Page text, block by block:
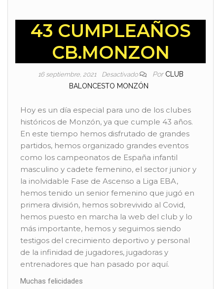
43 CUMPLEAÑOS
CB.MONZON
16 septiembre, 2021 Desactivado Por CLUB
BALONCESTO MONZÓN
Hoy es un día especial para uno de los clubes
históricos de Monzón, ya que cumple 43 años.
En este tiempo hemos disfrutado de grandes
partidos, hemos organizado grandes eventos
como los campeonatos de España infantil
masculino y cadete femenino, el sector junior y
la inolvidable Fase de Ascenso a Liga EBA,
hemos tenido un senior femenino que jugó en
primera división, hemos sobrevivido al Covid,
hemos puesto en marcha la web del club y lo
más importante, hemos y seguimos siendo
testigos del crecimiento deportivo y personal
de la infinidad de jugadores, jugadoras y
entrenadores que han pasado por aquí.
Muchas felicidades